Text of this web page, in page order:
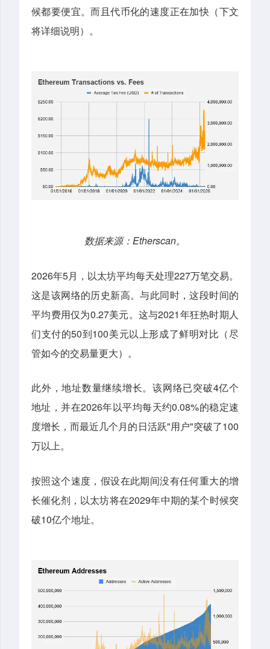
候都要便宜。而且代币化的速度正在加快（下文
将详细说明）。
数据来源：Etherscan。
2026年5月，以太坊平均每天处理227万笔交易。
这是该网络的历史新高。与此同时，这段时间的
平均费用仅为0.27美元。这与2021年狂热时期人
们支付的50到100美元以上形成了鲜明对比（尽
管如今的交易量更大）。
此外，地址数量继续增长。该网络已突破4亿个
地址，并在2026年以平均每天约0.08%的稳定速
度增长，而最近几个月的日活跃"用户"突破了100
万以上。
按照这个速度，假设在此期间没有任何重大的增
长催化剂，以太坊将在2029年中期的某个时候突
破10亿个地址。